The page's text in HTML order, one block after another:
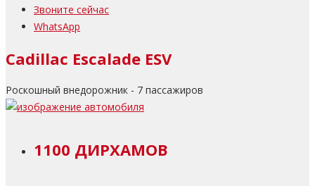
Звоните сейчас
WhatsApp
Cadillac Escalade ESV
Роскошный внедорожник - 7 пассажиров
1100 ДИРХАМОВ